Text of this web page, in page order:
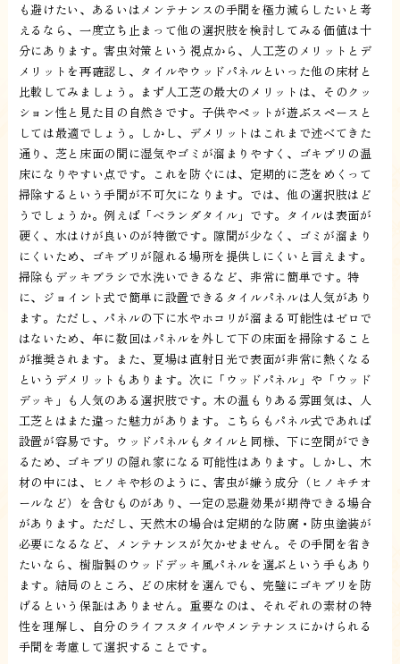
も避けたい、あるいはメンテナンスの手間を極力減らしたいと考
えるなら、一度立ち止まって他の選択肢を検討してみる価値は十
分にあります。害虫対策という視点から、人工芝のメリットとデ
メリットを再確認し、タイルやウッドパネルといった他の床材と
比較してみましょう。まず人工芝の最大のメリットは、そのクッ
ション性と見た目の自然さです。子供やペットが遊ぶスペースと
しては最適でしょう。しかし、デメリットはこれまで述べてきた
通り、芝と床面の間に湿気やゴミが溜まりやすく、ゴキブリの温
床になりやすい点です。これを防ぐには、定期的に芝をめくって
掃除するという手間が不可欠になります。では、他の選択肢はど
うでしょうか。例えば「ベランダタイル」です。タイルは表面が
硬く、水はけが良いのが特徴です。隙間が少なく、ゴミが溜まり
にくいため、ゴキブリが隠れる場所を提供しにくいと言えます。
掃除もデッキブラシで水洗いできるなど、非常に簡単です。特
に、ジョイント式で簡単に設置できるタイルパネルは人気があり
ます。ただし、パネルの下に水やホコリが溜まる可能性はゼロで
はないため、年に数回はパネルを外して下の床面を掃除すること
が推奨されます。また、夏場は直射日光で表面が非常に熱くなる
というデメリットもあります。次に「ウッドパネル」や「ウッド
デッキ」も人気のある選択肢です。木の温もりある雰囲気は、人
工芝とはまた違った魅力があります。こちらもパネル式であれば
設置が容易です。ウッドパネルもタイルと同様、下に空間ができ
るため、ゴキブリの隠れ家になる可能性はあります。しかし、木
材の中には、ヒノキや杉のように、害虫が嫌う成分（ヒノキチオ
ールなど）を含むものがあり、一定の忌避効果が期待できる場合
があります。ただし、天然木の場合は定期的な防腐・防虫塗装が
必要になるなど、メンテナンスが欠かせません。その手間を省き
たいなら、樹脂製のウッドデッキ風パネルを選ぶという手もあり
ます。結局のところ、どの床材を選んでも、完璧にゴキブリを防
げるという保証はありません。重要なのは、それぞれの素材の特
性を理解し、自分のライフスタイルやメンテナンスにかけられる
手間を考慮して選択することです。